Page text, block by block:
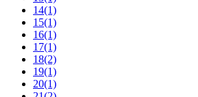
14(1)
15(1)
16(1)
17(1)
18(2)
19(1)
20(1)